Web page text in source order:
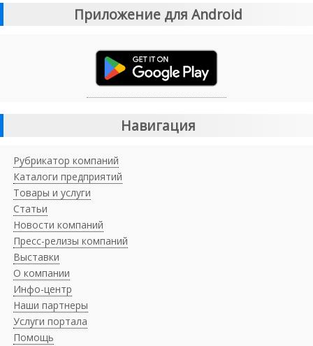
Приложение для Android
Навигация
Рубрикатор компаний
Каталоги предприятий
Товары и услуги
Статьи
Новости компаний
Пресс-релизы компаний
Выставки
О компании
Инфо-центр
Наши партнеры
Услуги портала
Помощь